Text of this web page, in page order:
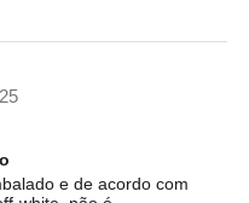
e de acordo com